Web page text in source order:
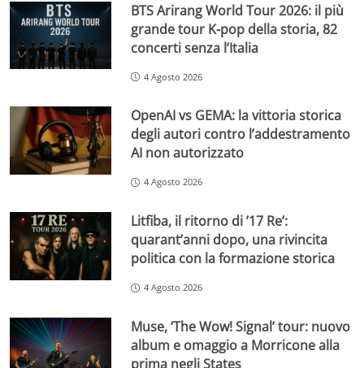
BTS Arirang World Tour 2026: il più
grande tour K-pop della storia, 82
concerti senza l’Italia
4 Agosto 2026
OpenAI vs GEMA: la vittoria storica
degli autori contro l’addestramento
AI non autorizzato
4 Agosto 2026
Litfiba, il ritorno di ’17 Re’:
quarant’anni dopo, una rivincita
politica con la formazione storica
4 Agosto 2026
Muse, ‘The Wow! Signal’ tour: nuovo
album e omaggio a Morricone alla
prima negli States